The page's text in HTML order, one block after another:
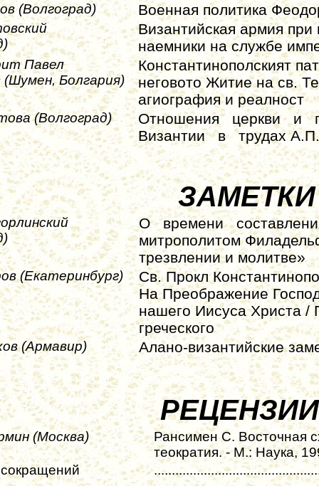
(Волгоград) Военная политика
Византийская армия
наемники на службе
Павел
Болгария)
Константинополският
неговото Житие на св.
агиография и реалност
(Волгоград) Отношения церкви и
Византии
в трудах
О времени
митрополитом
трезвлении и молитве»
(Екатеринбург)
Св. Прокл
На Преображение
нашего Иисуса Христа /
греческого
(Армавир) Алано-византийские
(Москва)
Рансимен С. Восточная
теократия. - М.: Наука,